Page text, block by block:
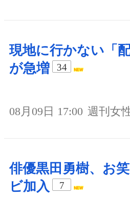
現地に行かない「配
が急増
34
08月09日 17:00 週刊女
俳優黒田勇樹、お
ビ加入
7